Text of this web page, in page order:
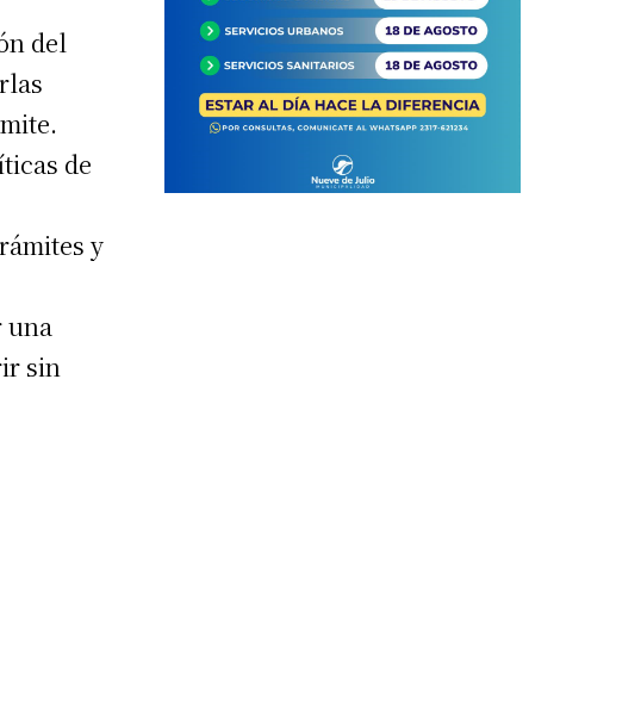
del
de
y
una
sin